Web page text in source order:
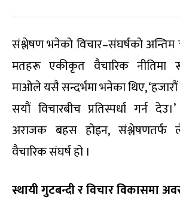
संश्लेषण भनेको विचार–संघर्षको अन्तिम
मतहरू एकीकृत वैचारिक नीतिमा
माओले यसै सन्दर्भमा भनेका थिए,
सयौं विचारबीच प्रतिस्पर्धा गर्न
अराजक बहस होइन, संश्लेषणतर्फ
वैचारिक संघर्ष हो ।
स्थायी गुटबन्दी र विचार विकासमा